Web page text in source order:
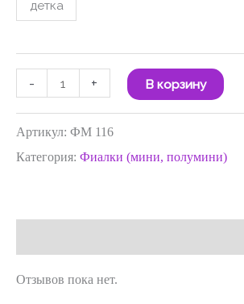
детка
- + В корзину
Артикул: ФМ 116
Категория: Фиалки (мини, полумини)
Отзывов пока нет.